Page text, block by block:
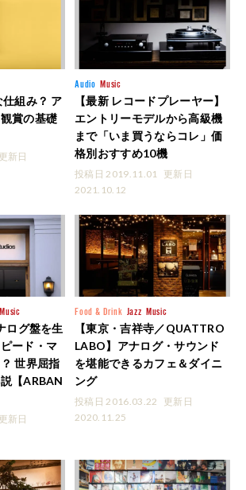
組み？ ア
賞の基礎
更新日
Audio Music
【最新 レコードプレーヤー】
エントリーモデルから高級機
まで「いま買うならコレ」価
格別おすすめ10機
投稿日 2019.11.01 更新日
2021.10.12
Music
ログ盤を生
ード・マ
世界屈指
【ARBAN
更新日
Food & Drink Jazz Music
【東京・吉祥寺／QUATTRO
LABO】アナログ・サウンド
を堪能できるカフェ＆ダイニ
ング
投稿日 2016.03.22
更新日
2020.11.25